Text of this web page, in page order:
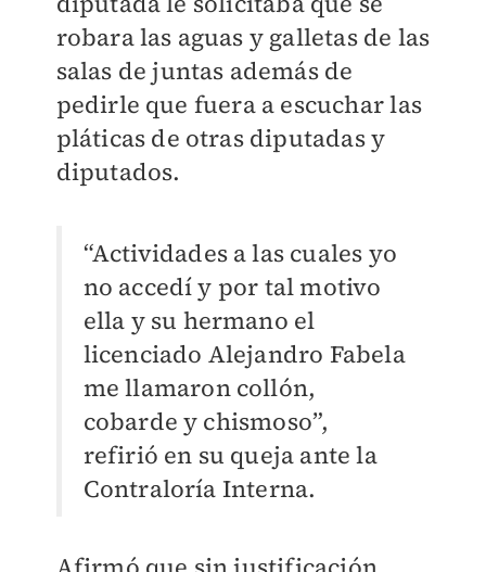
robara las aguas y galletas de las
salas de juntas además de
pedirle que fuera a escuchar las
pláticas de otras diputadas y
diputados.
“Actividades a las cuales yo
no accedí y por tal motivo
ella y su hermano el
licenciado Alejandro Fabela
me llamaron collón,
cobarde y chismoso”,
refirió en su queja ante la
Contraloría Interna.